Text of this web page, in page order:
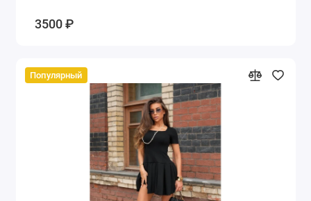
3500 ₽
Популярный